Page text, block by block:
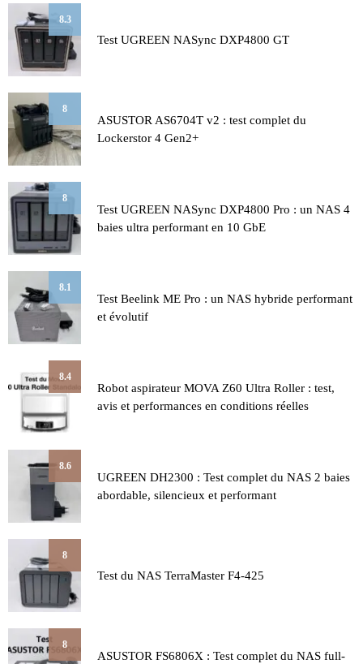
8.3
Test UGREEN NASync DXP4800 GT
8
ASUSTOR AS6704T v2 : test complet du
Lockerstor 4 Gen2+
8
Test UGREEN NASync DXP4800 Pro : un NAS 4
baies ultra performant en 10 GbE
8.1
Test Beelink ME Pro : un NAS hybride performant
et évolutif
8.4
Robot aspirateur MOVA Z60 Ultra Roller : test,
avis et performances en conditions réelles
8.6
UGREEN DH2300 : Test complet du NAS 2 baies
abordable, silencieux et performant
8
Test du NAS TerraMaster F4-425
8
ASUSTOR FS6806X : Test complet du NAS full-